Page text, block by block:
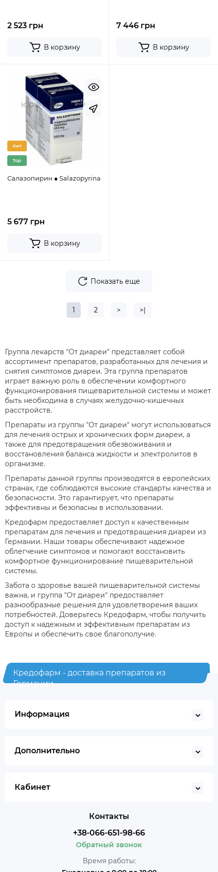
2 523 грн
В корзину
7 446 грн
В корзину
Хит
Top
Салазопирин ● Salazopyrina
5 677 грн
В корзину
Показать еще
1 2 > >|
Группа лекарств "От диареи" представляет собой
ассортимент препаратов, разработанных для лечения и
снятия симптомов диареи. Эта группа препаратов
играет важную роль в обеспечении комфортного
функционирования пищеварительной системы и может
быть необходима в случаях желудочно-кишечных
расстройств.
Препараты из группы "От диареи" могут использоваться
для лечения острых и хронических форм диареи, а
также для предотвращения обезвоживания и
восстановления баланса жидкости и электролитов в
организме.
Препараты данной группы производятся в европейских
странах, где соблюдаются высокие стандарты качества и
безопасности. Это гарантирует, что препараты
эффективны и безопасны в использовании.
Кредофарм предоставляет доступ к качественным
препаратам для лечения и предотвращения диареи из
Германии. Наши товары обеспечивают надежное
облегчение симптомов и помогают восстановить
комфортное функционирование пищеварительной
системы.
Забота о здоровье вашей пищеварительной системы
важна, и группа "От диареи" предоставляет
разнообразные решения для удовлетворения ваших
потребностей. Доверьтесь Кредофарм, чтобы получить
доступ к надежным и эффективным препаратам из
Европы и обеспечить свое благополучие.
Кредофарм - доставка препаратов из
Германии
Информация
Дополнительно
Кабинет
Контакты
+38-066-651-98-66
Обратный звонок
Время работы: